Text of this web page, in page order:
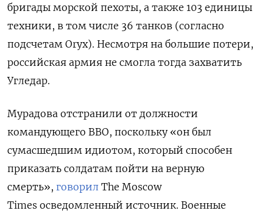
бригады морской пехоты, а также 103 единицы
техники, в том числе 36 танков (согласно
подсчетам Oryx). Несмотря на большие потери,
российская армия не смогла тогда захватить
Угледар.
Мурадова отстранили от должности
командующего ВВО, поскольку «он был
сумасшедшим идиотом, который способен
приказать солдатам пойти на верную
смерть», говорил The Moscow
Times осведомленный источник. Военные